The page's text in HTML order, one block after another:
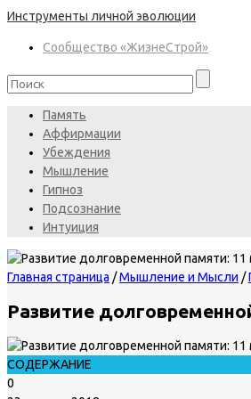
Инструменты личной эволюции
Сообщество «ЖизнеСтрой»
Память
Аффирмации
Убеждения
Мышление
Гипноз
Подсознание
Интуиция
Главная страница /Мышление и Мысли /
Развитие
СОДЕРЖАНИЕ
0